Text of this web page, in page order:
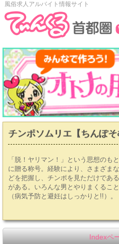
風俗求人アルバイト情報サイト
チンポソムリエ【ちんぽそ
「脱！ヤリマン！」という思想のも
に贈る称号。経験により、さまざま
どを把握し、チンポを見ただけであ
がある。いろんな男とやりまくるこ
（病気予防と避妊はしっかりと!!）。
Indexペ